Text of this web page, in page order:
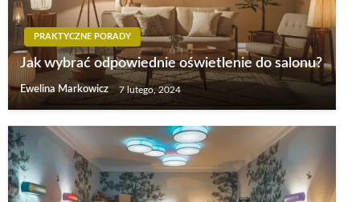
PRAKTYCZNE PORADY
Jak wybrać odpowiednie oświetlenie do salonu?
Ewelina Markowicz 7 lutego, 2024